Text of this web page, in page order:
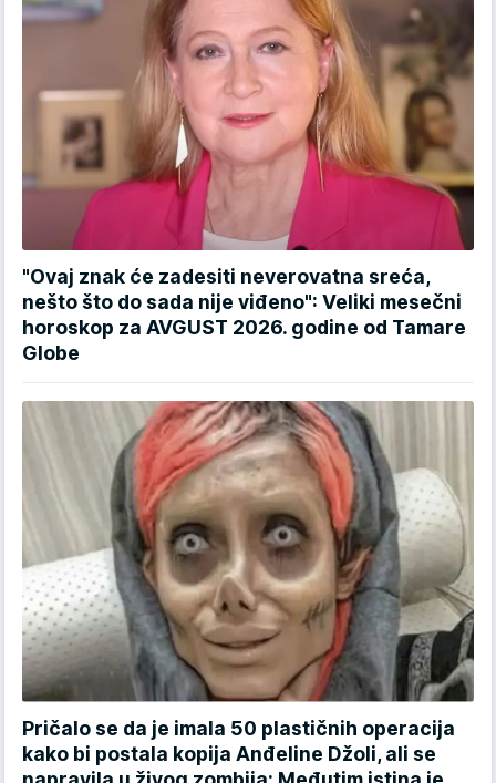
"Ovaj znak će zadesiti neverovatna sreća,
nešto što do sada nije viđeno": Veliki mesečni
horoskop za AVGUST 2026. godine od Tamare
Globe
Pričalo se da je imala 50 plastičnih operacija
kako bi postala kopija Anđeline Džoli, ali se